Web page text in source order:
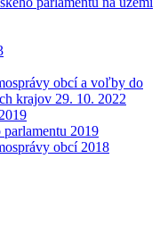
obcí a voľby do
krajov 29. 10. 2022
2019
obcí 2018